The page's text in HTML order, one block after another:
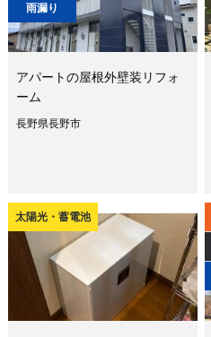
雨漏り
アパートの屋根外壁装リフォ
ーム
長野県長野市
太陽光・蓄電池